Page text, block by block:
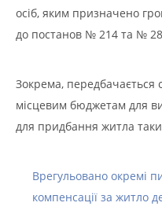
осіб, яким призначено
до постанов № 214 та №
Зокрема, передбачається
місцевим бюджетам для
для придбання житла
Врегульовано окремі
компенсації за житло